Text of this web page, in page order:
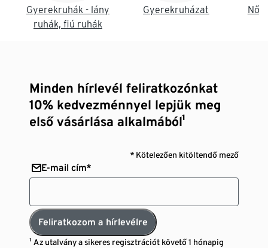
Gyerekruhák - lány
ruhák, fiú ruhák
Gyerekruházat Női
Minden hírlevél feliratkozónkat
10% kedvezménnyel lepjük meg
első vásárlása alkalmából¹
* Kötelezően kitöltendő mező
E-mail cím*
Feliratkozom a hírlevélre
¹ Az utalvány a sikeres regisztrációt követő 1 hónapig